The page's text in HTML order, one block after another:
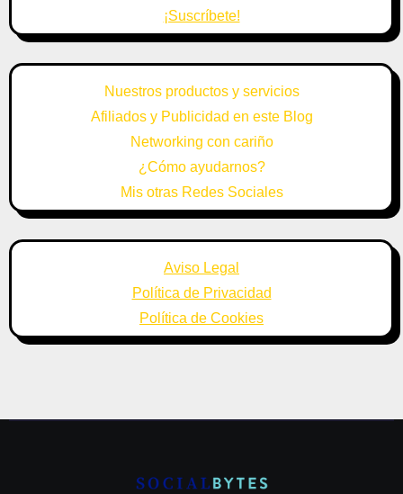
¡Suscríbete!
Nuestros productos y servicios
Afiliados y Publicidad en este Blog
Networking con cariño
¿Cómo ayudarnos?
Mis otras Redes Sociales
Aviso Legal
Política de Privacidad
Política de Cookies